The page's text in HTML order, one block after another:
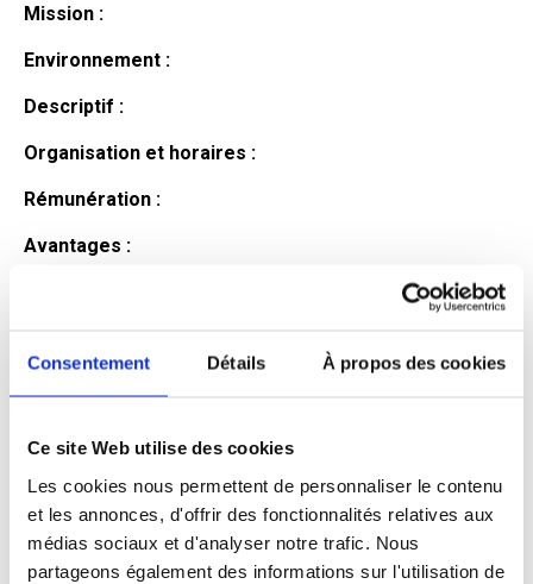
Consentement Détails À propos des cookies
Ce site Web utilise des cookies
Les cookies nous permettent de personnaliser le contenu
et les annonces, d'offrir des fonctionnalités relatives aux
médias sociaux et d'analyser notre trafic. Nous
partageons également des informations sur l'utilisation de
Mission :
Environnement :
Descriptif :
Organisation et horaires :
Rémunération :
Avantages :
candidat
Profil recherché :
Expérience :